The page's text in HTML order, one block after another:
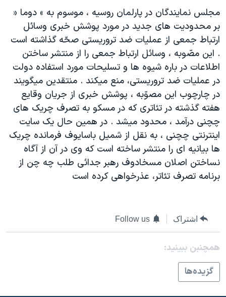
جهش
به
جستجو
ورزشی
گزیده‌ها
ویژه برنامه‌ها
ویدیوها
فرهنگ و زندگی
حقوق شهروندی
اقتصادی
علم و فناوری
اسرائیل در جنگ
گالری عکس
جام جهانی ۲۰۲۶
عملیات خشم حماسی
۲۵۰سالگی آمریکا
بایگانی برنامه‌های تلویزیونی
مستندها
انتخابات ریاست جمهوری آمریکا ۲۰۲۴
حمله جمهوری اسلامی به اسرائیل
رمز مهسا
ورزش زنان در ایران
اعتراضات زن، زندگی، آزادی
دادگاه حمید نوری
چهل سال گروگان‌گیری
قانون شفافیت دارائی کادر رهبری ایران
اعتراضات مردمی آبان ۹۸
فرکانس‌های صدای آمریکا
پخش رادیویی
یادگیری زبان انگلیسی
دنبال کنید
زبانهای مختلف
مجلس نمايندگان در پارلمان روسيه ، موسوم به » دوما «
بر محدوديت های جديد در مورد پوشش خبری وسائل
ارتباط جمعی از عمليات ضد تروريستی صحّه گذاشته است
. اين مصّوبه ، وسائل ارتباط جمعی را از منتشر ساختن
اطلاعات در باره شيوه ها و تسليحات مورد استفاده دولت
در عمليات ضد تروريستی، منع ميکند . منتقدين ميگويند
در چارچوب اين مصوّبه ، پوشش خبری از جريان وقايع
هفته گذشته در تئاتری که در مسکو به تصرف چريک های
چچنی درآمد ، محدود ميشد . در همين حال يک سايت
اينترنتی چچنی ، به نقل از شميل باسايوف فرمانده چريک
ها بيانيه ای را منتشر ساخته است که وی در آن از آگاه
نساختن اصلان مسخادوف رهبر جدائی طلب چه چن از
برنامه تصرف تئاتر، عذرخواهی کرده است
اشتراک Follow us
همچنبن ببینید:
گزيده‌ها